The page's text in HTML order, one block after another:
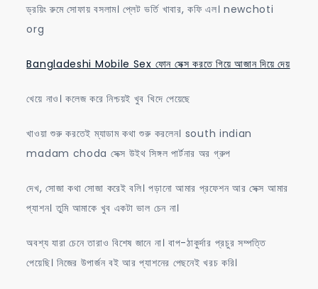
ড্রয়িং রুমে সোফায় বসলাম। প্লেট ভর্তি খাবার, কফি এল। newchoti
org
Bangladeshi Mobile Sex ফোন সেক্স করতে গিয়ে আজান দিয়ে দেয়
খেয়ে নাও। কলেজ করে নিশ্চয়ই খুব খিদে পেয়েছে
খাওয়া শুরু করতেই ম্যাডাম কথা শুরু করলেন। south indian
madam choda সেক্স উইথ সিঙ্গল পার্টনার অর গ্রুপ
দেখ, সোজা কথা সোজা করেই বলি। পড়ানো আমার প্রফেশন আর সেক্স আমার
প্যাশন। তুমি আমাকে খুব একটা ভাল চেন না।
অবশ্য যারা চেনে তারাও বিশেষ জানে না। বাপ-ঠাকুর্দার প্রচুর সম্পত্তি
পেয়েছি। নিজের উপার্জন বই আর প্যাশনের পেছনেই খরচ করি।